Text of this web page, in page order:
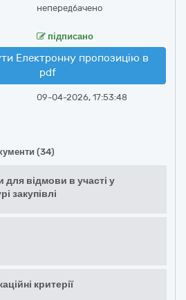
непередбачено
підписано
Електронну пропозицію в
pdf
09-04-2026, 17:53:48
(34)
для відмови в участі у
закупівлі
критерії